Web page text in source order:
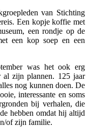
van Stichting
Een kopje koffie met
een rondje op de
een kop soep en een
was het ook erg
al zijn plannen. 125 jaar
nog kunnen doen. De
interessante en soms
bij verhalen, die
hebben omdat hij altijd
of zijn familie.